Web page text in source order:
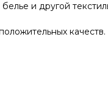
и другой